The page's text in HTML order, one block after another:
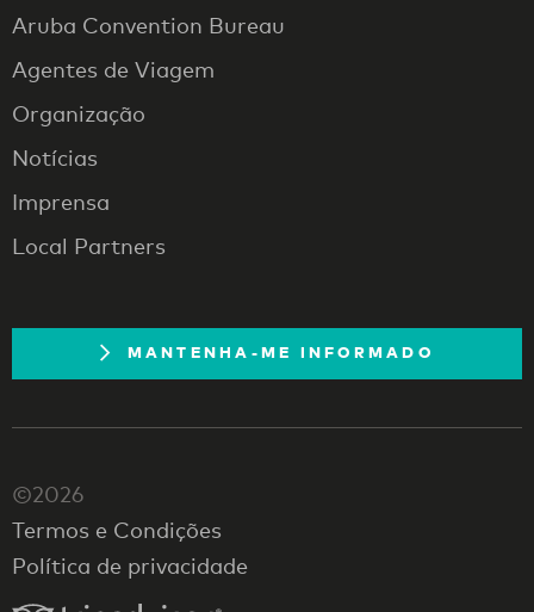
Aruba Convention Bureau
Agentes de Viagem
Organização
Notícias
Imprensa
Local Partners
MANTENHA-ME INFORMADO
©2026
Termos e Condições
Política de privacidade